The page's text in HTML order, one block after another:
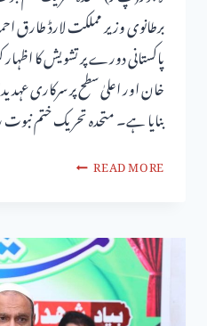
برطانوی وزیر مملکت لارڈ طارق
پاکستانی دورے پر تشویش کا
خان اور اعلیٰ سطح پر سرکاری
بنایا ہے۔ متحدہ تحریک ختم نبوت
READ MORE